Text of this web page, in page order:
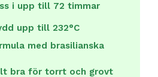
i upp till 72 timmar
upp till 232°C
med brasilianska
bra för torrt och grovt